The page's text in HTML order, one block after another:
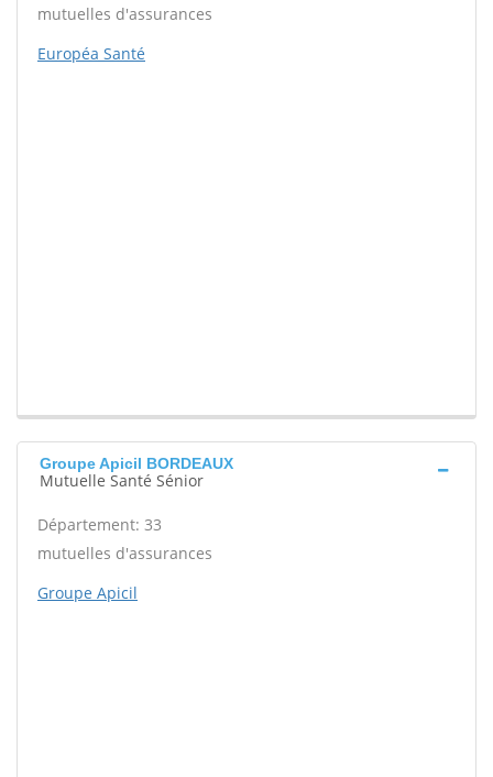
mutuelles d'assurances
Européa Santé
Groupe Apicil BORDEAUX
Mutuelle Santé Sénior
Département: 33
mutuelles d'assurances
Groupe Apicil